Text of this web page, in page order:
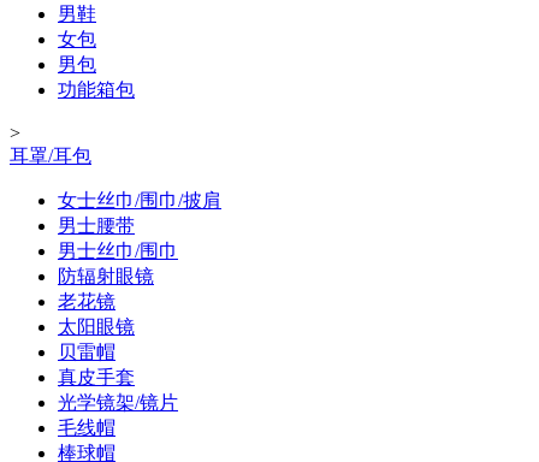
男鞋
女包
男包
功能箱包
>
耳罩/耳包
女士丝巾/围巾/披肩
男士腰带
男士丝巾/围巾
防辐射眼镜
老花镜
太阳眼镜
贝雷帽
真皮手套
光学镜架/镜片
毛线帽
棒球帽